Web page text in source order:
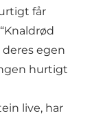
får
deres egen
hurtigt
live, har